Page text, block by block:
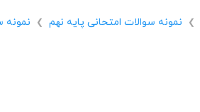
❯ نمونه سوالات امتحانی پایه نهم ❯ نمونه